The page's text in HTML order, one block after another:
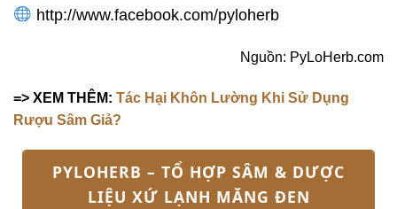
http://www.facebook.com/pyloherb
Nguồn: PyLoHerb.com
=> XEM THÊM: Tác Hại Khôn Lường Khi Sử Dụng
Rượu Sâm Giả?
PYLOHERB – TỔ HỢP SÂM & DƯỢC
LIỆU XỨ LẠNH MĂNG ĐEN